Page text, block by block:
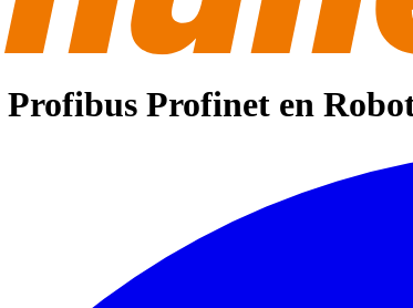
Profinet en